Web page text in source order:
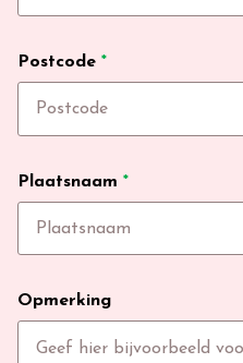
Postcode *
Plaatsnaam *
Opmerking